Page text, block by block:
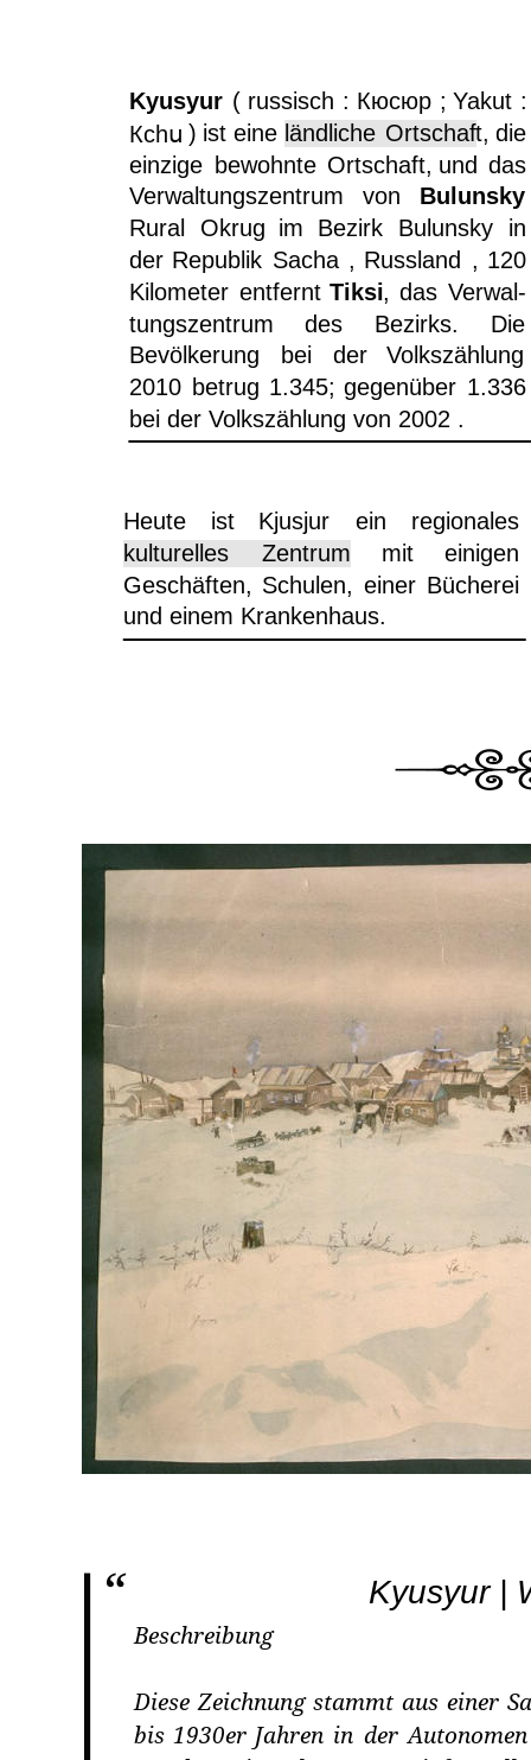
Kyusyur ( russisch : Кюсюр ; Yakut
Ксһս ) ist eine ländliche Ortschaft,
einzige bewohnte Ortschaft, und
Verwaltungszentrum
von
Bulunsky
Rural
Okrug im Bezirk Bulunsky
der Republik Sacha , Russland ,
Kilometer entfernt Tiksi, das Verwal-
tungszentrum
des Bezirks.
Bevölkerung
bei der
Volkszählung
2010 betrug 1.345; gegenüber
bei der Volkszählung von 2002 .
Heute ist Kjusjur ein
regionales
kulturelles Zentrum mit
einigen
Geschäften, Schulen, einer Bücherei
und einem Krankenhaus.
Kyusyur |
Beschreibung
Diese Zeichnung stammt aus einer
bis 1930er Jahren in der Autonomen